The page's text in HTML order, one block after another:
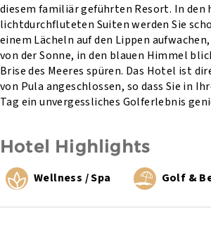
diesem familiär geführten Resort. In den
lichtdurchfluteten Suiten werden Sie
einem Lächeln auf den Lippen
von der Sonne, in den blauen Himmel
Brise des Meeres spüren. Das Hotel ist
von Pula angeschlossen, so dass Sie in
Tag ein unvergessliches Golferlebnis
Hotel Highlights
Wellness / Spa Golf &